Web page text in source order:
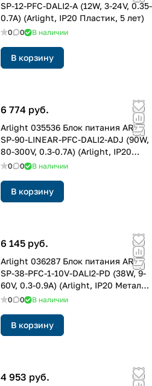
SP-12-PFC-DALI2-A (12W, 3-24V, 0.35-
0.7A) (Arlight, IP20 Пластик, 5 лет)
0 0 В наличии
В корзину
6 774 руб.
Arlight 035536 Блок питания ARJ-
SP-90-LINEAR-PFC-DALI2-ADJ (90W,
80-300V, 0.3-0.7A) (Arlight, IP20
Металл, 5 лет)
0 0 В наличии
В корзину
6 145 руб.
Arlight 036287 Блок питания ARJ-
SP-38-PFC-1-10V-DALI2-PD (38W, 9-
60V, 0.3-0.9A) (Arlight, IP20 Металл,
5 лет)
0 0 В наличии
В корзину
4 953 руб.